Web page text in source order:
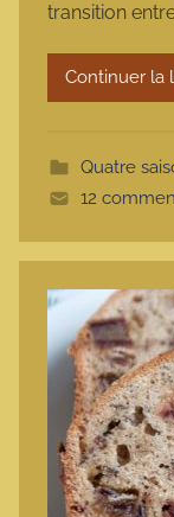
transition
Continuer la
Quatre
12